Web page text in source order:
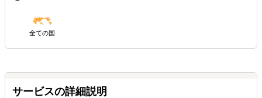
全ての国
サービスの詳細説明